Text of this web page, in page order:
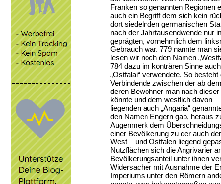
Franken so genannten Regionen
auch ein Begriff dem sich kein
dort siedelnden germanischen
nach der Jahrtausendwende nur
geprägten, vornehmlich dem
Gebrauch war. 779 nannte man
lesen wir noch den Namen
784 dazu im konträren Sinne
„Ostfalai“ verwendete. So
Verbindende zwischen der ab
deren Bewohner man nach
könnte und dem westlich davon
liegenden auch „Angaria“
den Namen Engern gab, heraus
Augenmerk dem
einer Bevölkerung zu der auch
West – und Ostfalen liegend
Nutzflächen sich die Angrivarier
Bevölkerungsanteil unter ihnen
Widersacher mit Ausnahme der
Imperiums unter den Römern